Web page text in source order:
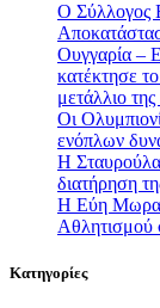
Ο Σύλλογος
Ουγγαρία –
κατέκτησε
μετάλλιο της
Οι
ενόπλων
Η Σταυρούλα
διατήρηση
Η Εύη
Αθλητισμού
Κατηγορίες